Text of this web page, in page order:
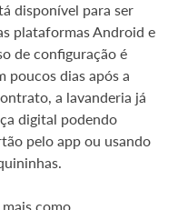
disponível para ser
plataformas Android e
de configuração é
poucos dias após a
a lavanderia já
digital podendo
pelo app ou usando
como